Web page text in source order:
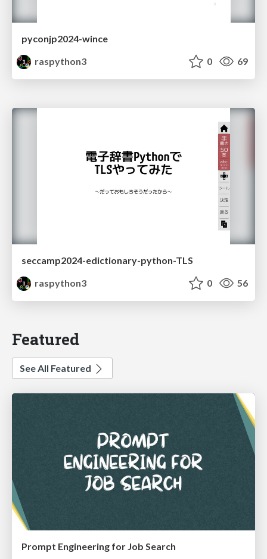
pyconjp2024-wince
raspython3
0 69
seccamp2024-edictionary-python-TLS
raspython3
0 56
Featured
See All Featured
Prompt Engineering for Job Search